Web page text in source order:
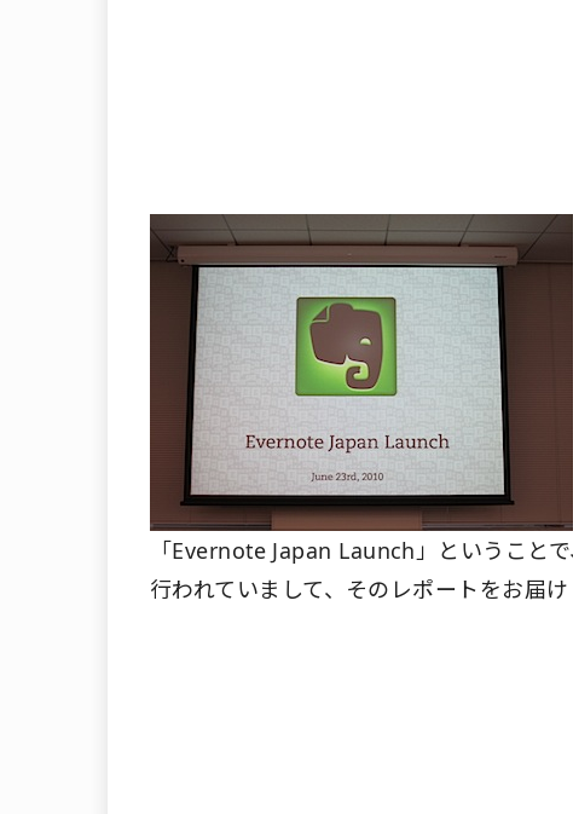
「Evernote Japan Launch」ということ
行われていまして、そのレポートをお届け